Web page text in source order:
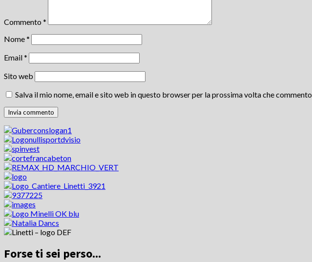
Commento *
Nome*
Email*
Sito web
Salva il mio nome, email e sito web in questo browser per la prossima volta che commento.
Forse ti sei perso...